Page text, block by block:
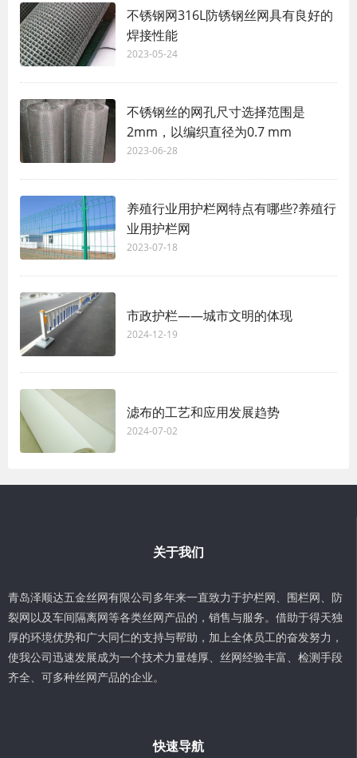
不锈钢网316L防锈钢丝网具有良好的
焊接性能
2023-05-24
不锈钢丝的网孔尺寸选择范围是
2mm，以编织直径为0.7 mm
2023-06-28
养殖行业用护栏网特点有哪些?养殖行
业用护栏网
2023-07-18
市政护栏——城市文明的体现
2024-12-19
滤布的工艺和应用发展趋势
2024-07-02
关于我们
青岛泽顺达五金丝网有限公司多年来一直致力于护栏网、围栏网、防
裂网以及车间隔离网等各类丝网产品的，销售与服务。借助于得天独
厚的环境优势和广大同仁的支持与帮助，加上全体员工的奋发努力，
使我公司迅速发展成为一个技术力量雄厚、丝网经验丰富、检测手段
齐全、可多种丝网产品的企业。
快速导航